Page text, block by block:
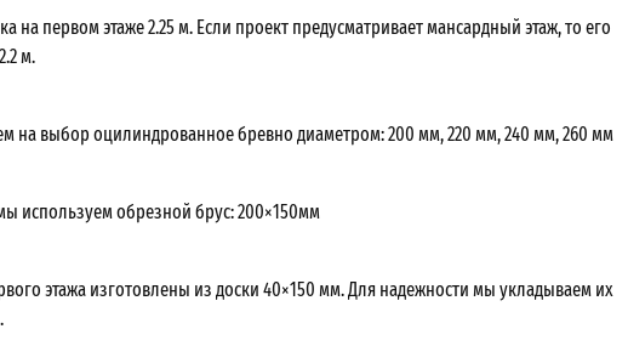
на первом этаже 2.25 м. Если проект предусматривает мансардный этаж, то его
м.
на выбор оцилиндрованное бревно диаметром: 200 мм, 220 мм, 240 мм, 260 мм
используем обрезной брус: 200×150мм
этажа изготовлены из доски 40×150 мм. Для надежности мы укладываем их